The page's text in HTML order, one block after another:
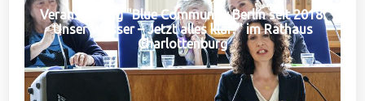
Veranstaltung "Blue Community Berlin seit 2018:
Unser Wasser – Jetzt alles klar?" im Rathaus
Charlottenburg